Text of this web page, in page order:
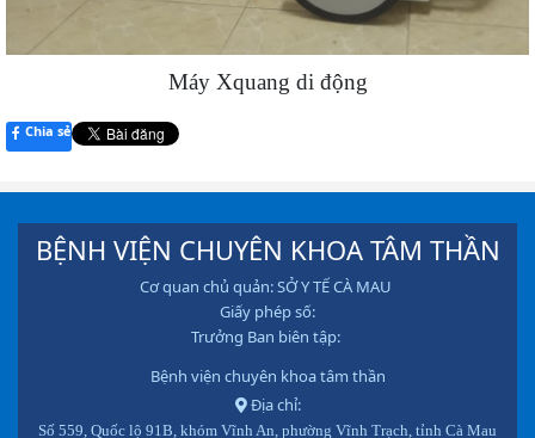
Máy Xquang di động
Chia sẻ
BỆNH VIỆN CHUYÊN KHOA TÂM THẦN
Cơ quan chủ quản: SỞ Y TẾ CÀ MAU
Giấy phép số:
Trưởng Ban biên tập:
Bệnh viện chuyên khoa tâm thần
Địa chỉ:
Số 559, Quốc lộ 91B, khóm Vĩnh An, phường Vĩnh Trạch, tỉnh Cà Mau